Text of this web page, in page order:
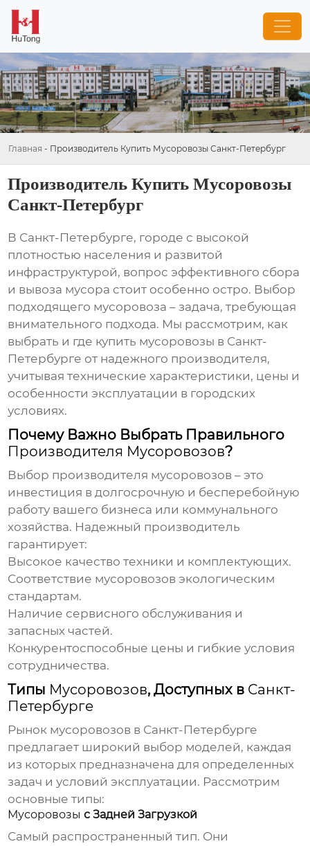
Главная - Производитель Купить Мусоровозы Санкт-Петербург
Производитель Купить Мусоровозы
Санкт-Петербург
В Санкт-Петербурге, городе с высокой
плотностью населения и развитой
инфраструктурой, вопрос эффективного сбора
и вывоза мусора стоит особенно остро. Выбор
подходящего мусоровоза – задача, требующая
внимательного подхода. Мы рассмотрим, как
выбрать и где купить мусоровозы в Санкт-
Петербурге от надежного производителя,
учитывая технические характеристики, цены и
особенности эксплуатации в городских
условиях.
Почему Важно Выбрать Правильного
Производителя Мусоровозов?
Выбор производителя мусоровозов – это
инвестиция в долгосрочную и бесперебойную
работу вашего бизнеса или коммунального
хозяйства. Надежный производитель
гарантирует:
Высокое качество техники и комплектующих.
Соответствие мусоровозов экологическим
стандартам.
Наличие сервисного обслуживания и
запасных частей.
Конкурентоспособные цены и гибкие условия
сотрудничества.
Типы Мусоровозов, Доступных в Санкт-
Петербурге
Рынок мусоровозов в Санкт-Петербурге
предлагает широкий выбор моделей, каждая
из которых предназначена для определенных
задач и условий эксплуатации. Рассмотрим
основные типы:
Мусоровозы с Задней Загрузкой
Самый распространенный тип. Они